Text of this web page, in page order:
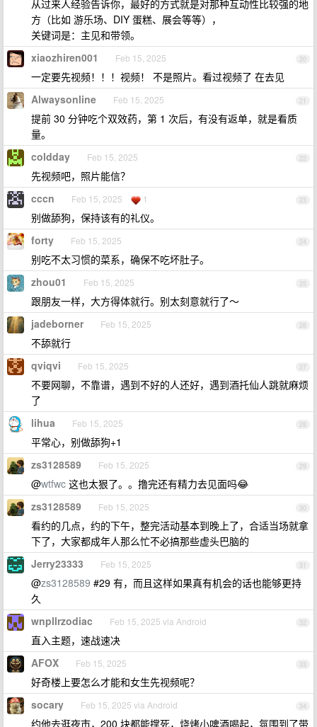
从过来人经验告诉你，最好的方式就是对那种互动性比较强的地
方（比如 游乐场、DIY 蛋糕、展会等等），
关键词是：主见和带领。
20
xiaozhiren001 Feb 15, 2025
一定要先视频！！！视频！ 不是照片。看过视频了 在去见
21
Alwaysonline Feb 15, 2025
提前 30 分钟吃个双效药，第 1 次后，有没有返单，就是看质
量。
22
coldday Feb 15, 2025
先视频吧，照片能信？
23
cccn Feb 15, 2025 1
别做舔狗，保持该有的礼仪。
24
forty Feb 15, 2025
别吃不太习惯的菜系，确保不吃坏肚子。
25
zhou01 Feb 15, 2025
跟朋友一样，大方得体就行。别太刻意就行了～
26
jadeborner Feb 15, 2025
不舔就行
27
qviqvi Feb 15, 2025
不要网聊，不靠谱，遇到不好的人还好，遇到酒托仙人跳就麻烦
了
28
lihua Feb 15, 2025
平常心，别做舔狗+1
29
zs3128589 Feb 15, 2025
@wtfwc 这也太狠了。。撸完还有精力去见面吗😂
30
zs3128589 Feb 15, 2025
看约的几点，约的下午，整完活动基本到晚上了，合适当场就拿
下了，大家都成年人那么忙不必搞那些虚头巴脑的
31
Jerry23333 Feb 15, 2025
@zs3128589 #29 有，而且这样如果真有机会的话也能够更持
久
32
wnpllrzodiac Feb 15, 2025 via Android
直入主题，速战速决
33
AFOX Feb 15, 2025
好奇楼上要怎么才能和女生先视频呢？
34
socary Feb 15, 2025 via Android
约他去逛夜市，200 块都能撑死，烧烤小啤酒喝起，氛围到了带